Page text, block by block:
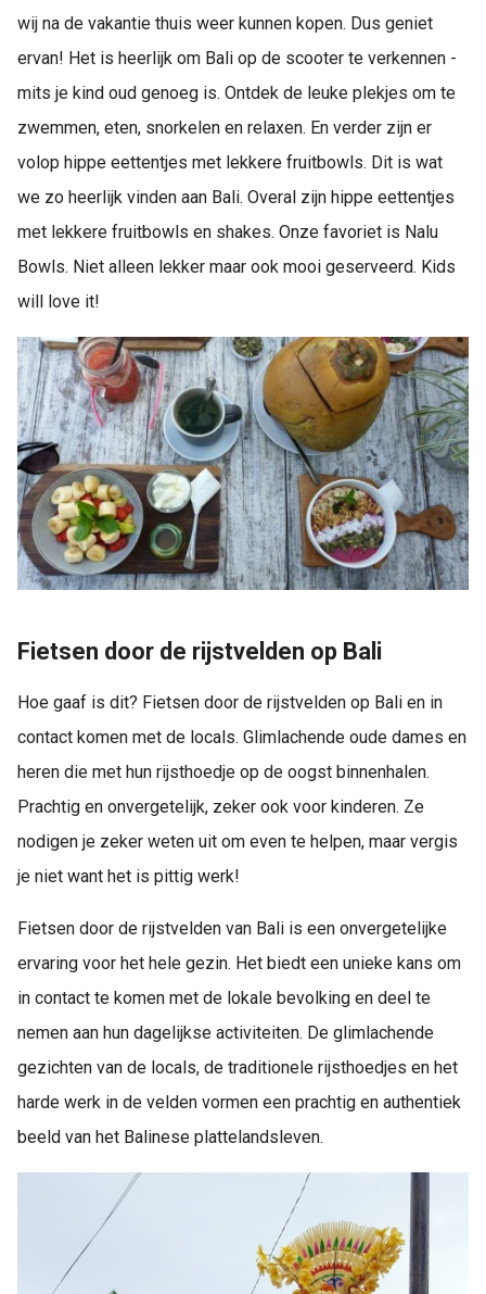
wij na de vakantie thuis weer kunnen kopen. Dus geniet
ervan! Het is heerlijk om Bali op de scooter te verkennen -
mits je kind oud genoeg is. Ontdek de leuke plekjes om te
zwemmen, eten, snorkelen en relaxen. En verder zijn er
volop hippe eettentjes met lekkere fruitbowls. Dit is wat
we zo heerlijk vinden aan Bali. Overal zijn hippe eettentjes
met lekkere fruitbowls en shakes. Onze favoriet is Nalu
Bowls. Niet alleen lekker maar ook mooi geserveerd. Kids
will love it!
Fietsen door de rijstvelden op Bali
Hoe gaaf is dit? Fietsen door de rijstvelden op Bali en in
contact komen met de locals. Glimlachende oude dames en
heren die met hun rijsthoedje op de oogst binnenhalen.
Prachtig en onvergetelijk, zeker ook voor kinderen. Ze
nodigen je zeker weten uit om even te helpen, maar vergis
je niet want het is pittig werk!
Fietsen door de rijstvelden van Bali is een onvergetelijke
ervaring voor het hele gezin. Het biedt een unieke kans om
in contact te komen met de lokale bevolking en deel te
nemen aan hun dagelijkse activiteiten. De glimlachende
gezichten van de locals, de traditionele rijsthoedjes en het
harde werk in de velden vormen een prachtig en authentiek
beeld van het Balinese plattelandsleven.